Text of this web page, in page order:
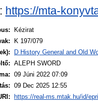
https://mta-
Kézirat
K 197/079
D History General and Old
ALEPH SWORD
09 Júni 2022 07:09
09 Dec 2025 12:55
https://real-ms.mtak.hu/id/